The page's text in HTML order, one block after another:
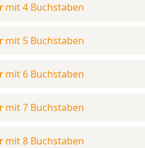
mit 4 Buchstaben
mit 5 Buchstaben
mit 6 Buchstaben
mit 7 Buchstaben
mit 8 Buchstaben